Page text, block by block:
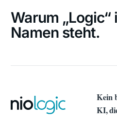
Warum „Logic“
Namen steht.
Kein
KI,